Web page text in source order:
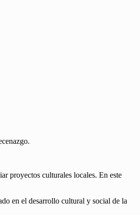
proyectos culturales locales. En este
en el desarrollo cultural y social de la